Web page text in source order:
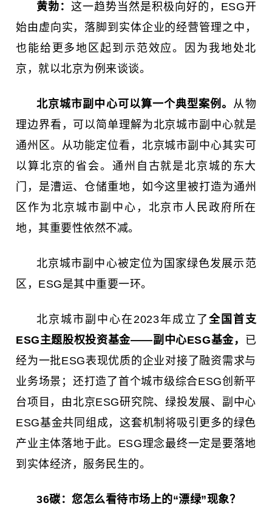
黄勃： 这一趋势当然是积极向好的，ESG开
始由虚向实，落脚到实体企业的经营管理之中，
也能给更多地区起到示范效应。因为我地处北
京，就以北京为例来谈谈。
北京城市副中心可以算一个典型案例。 从物
理边界看，可以简单理解为北京城市副中心就是
通州区。从功能定位看，北京城市副中心其实可
以算北京的省会。通州自古就是北京城的东大
门，是漕运、仓储重地，如今这里被打造为通州
区作为北京城市副中心，北京市人民政府所在
地，其重要性依然不减。
北京城市副中心被定位为国家绿色发展示范
区，ESG是其中重要一环。
北京城市副中心在2023年成立了 全国首支
ESG主题股权投资基金——副中心ESG基金，
已
经为一批ESG表现优质的企业对接了融资需求与
业务场景；还打造了首个城市级综合ESG创新平
台项目，由北京ESG研究院、绿投发展、副中心
ESG基金共同组成，这套机制将吸引更多的绿色
产业主体落地于此。ESG理念最终一定是要落地
到实体经济，服务民生的。
36碳： 您怎么看待市场上的“漂绿”现象？